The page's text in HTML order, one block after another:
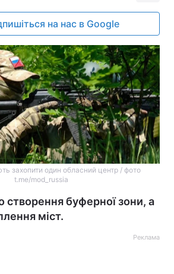
на нас в Google
захопити один обласний центр / фото
t.me/mod_russia
створення буферної зони, а
міст.
Реклама